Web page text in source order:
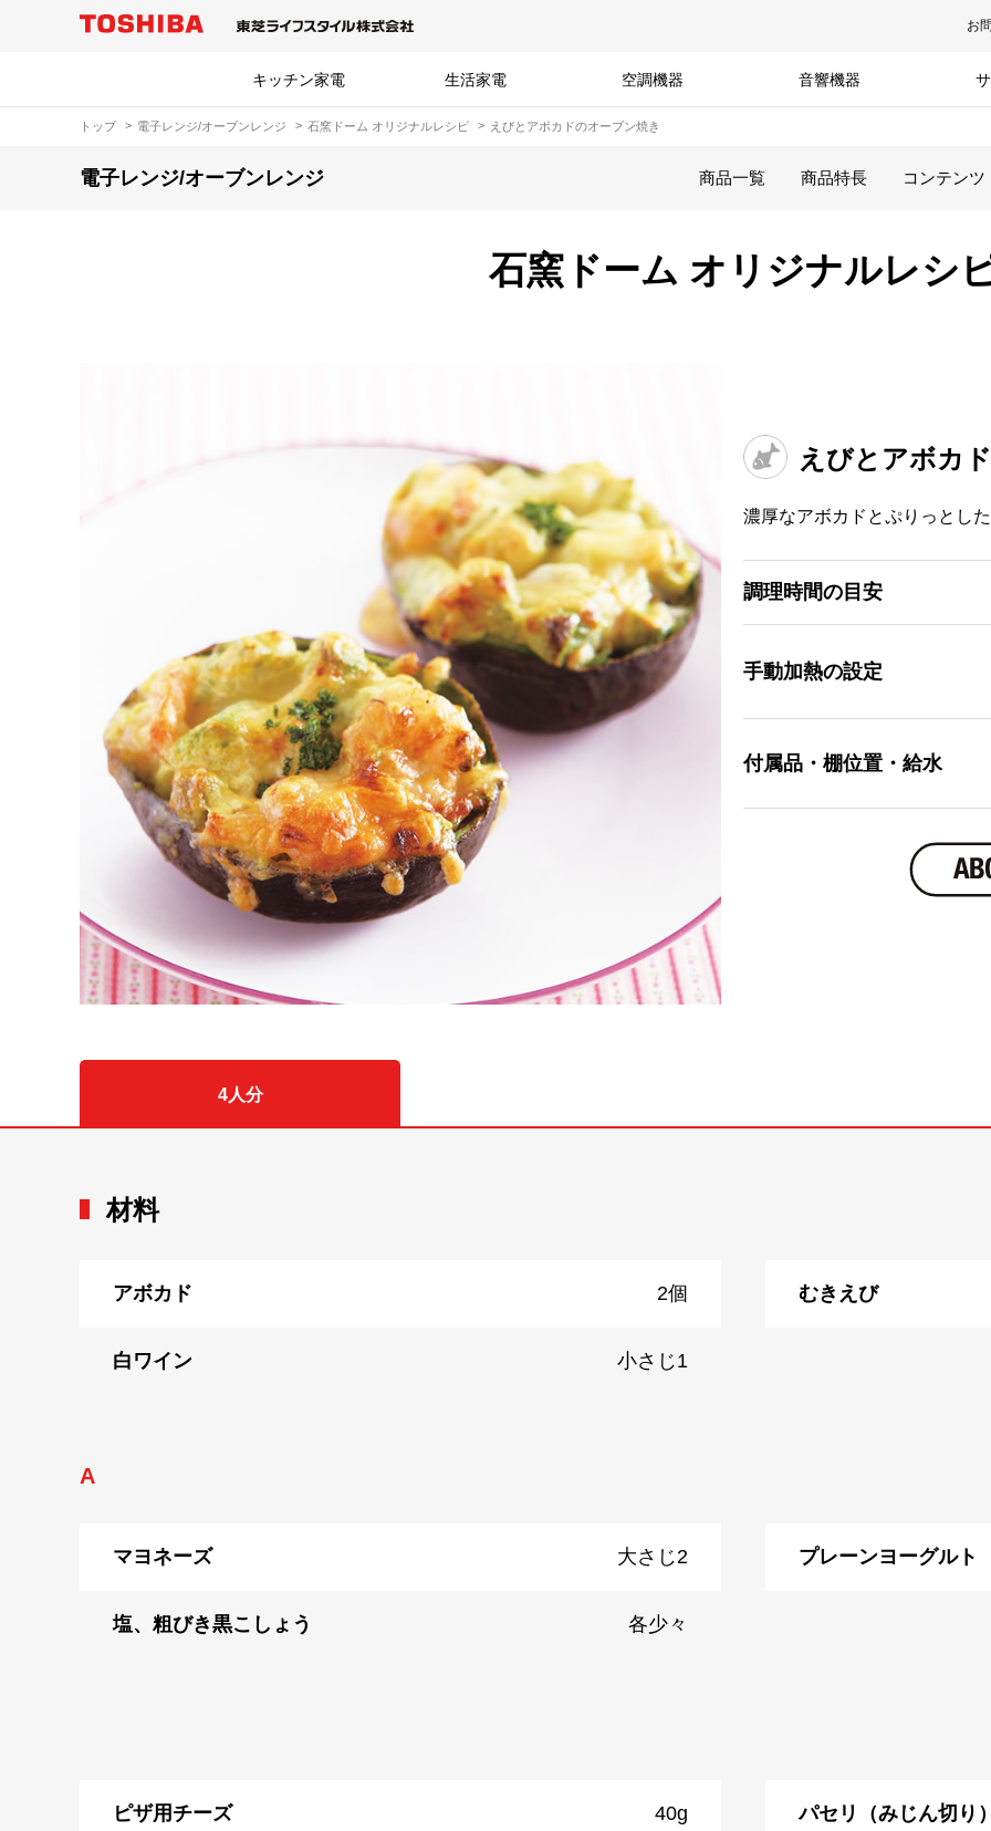
お
キッチン家電 生活家電 空調機器 音響機器
トップ 電子レンジ/オーブンレンジ 石窯ドーム オリジナルレシピ えびとアボカドのオーブン焼き
電子レンジ/オーブンレンジ 商品一覧 商品特長 コンテンツ
石窯ドーム オリジナルレシ
えびとアボカ
濃厚なアボカドとぷりっとし
調理時間の目安
手動加熱の設定
付属品・棚位置・給水
4人分
材料
アボカド 2個 むきえび
白ワイン 小さじ1
A
マヨネーズ 大さじ2 プレーンヨーグルト
塩、粗びき黒こしょう 各少々
ピザ用チーズ 40g パセリ（みじん切り